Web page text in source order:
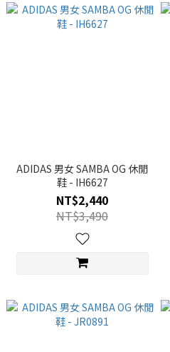
ADIDAS 男女 SAMBA OG 休閒
鞋 - IH6627
NT$2,440
NT$3,490